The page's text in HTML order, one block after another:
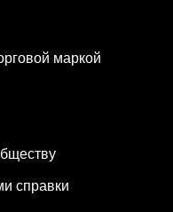
маркой
справки